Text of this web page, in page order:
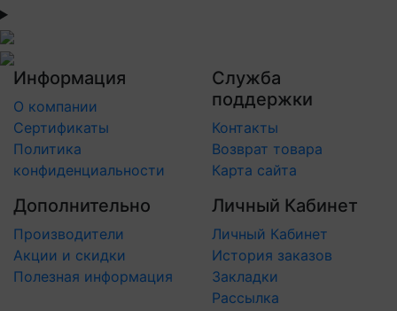
Информация
О компании
Сертификаты
Политика
конфиденциальности
Служба
поддержки
Контакты
Возврат товара
Карта сайта
Дополнительно
Производители
Акции и скидки
Полезная информация
Личный Кабинет
Личный Кабинет
История заказов
Закладки
Рассылка